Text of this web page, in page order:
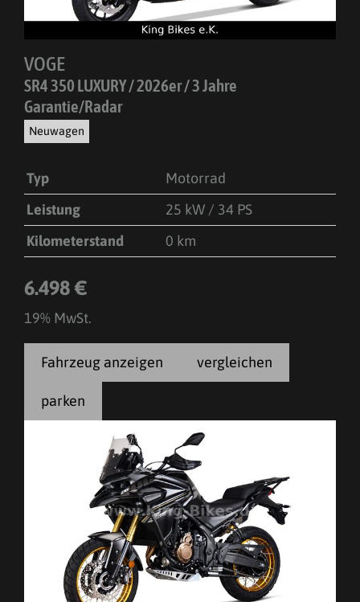
VOGE
SR4 350 LUXURY / 2026er / 3 Jahre
Garantie/Radar
Neuwagen
Typ
Motorrad
Leistung
25 kW / 34 PS
Kilometerstand
0 km
6.498 €
19% MwSt.
Fahrzeug anzeigen vergleichen
parken